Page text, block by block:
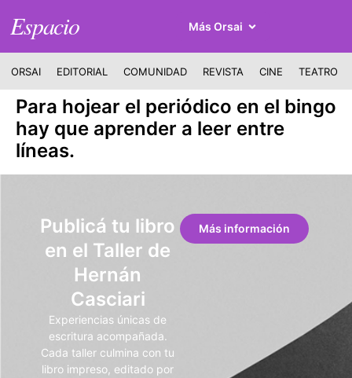
Espacio Más Orsai
ORSAI EDITORIAL COMUNIDAD REVISTA CINE TEATRO
Para hojear el periódico en el bingo
hay que aprender a leer entre
líneas.
Publicá tu libro
en el Taller de
Hernán
Casciari
Experiencias únicas de
escritura acompañada.
Cada taller culmina con tu
libro impreso, editado por
Más información